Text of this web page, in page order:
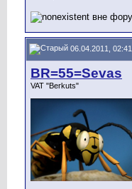
06.04.2011, 02:41
BR=55=Sevas
VAT "Berkuts"